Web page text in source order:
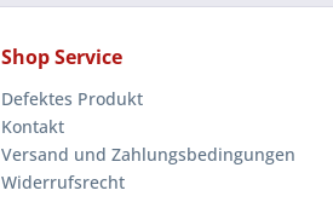
Shop Service
Defektes Produkt
Kontakt
Versand und Zahlungsbedingungen
Widerrufsrecht